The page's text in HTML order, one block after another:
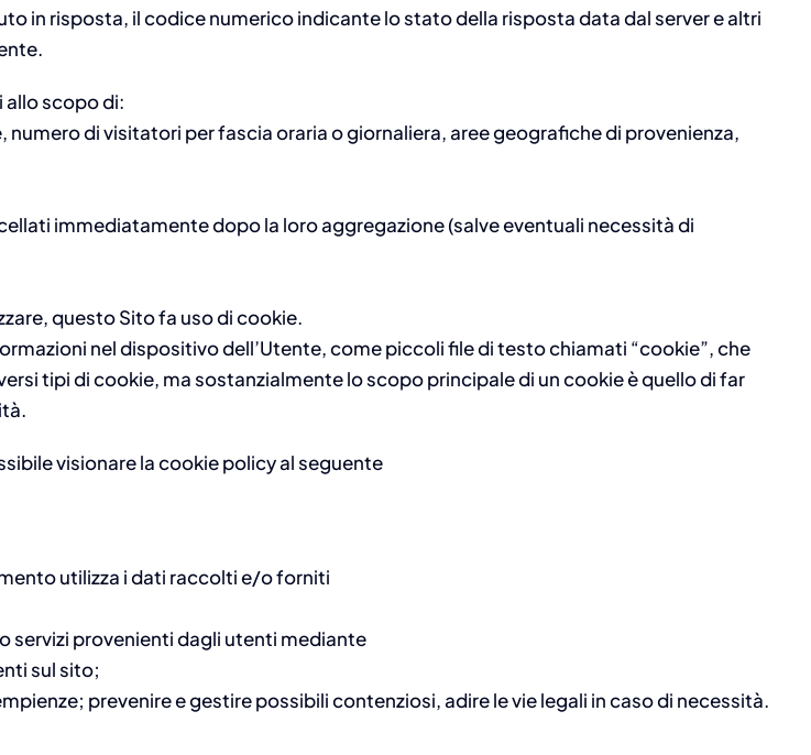
in risposta, il codice numerico indicante lo stato della risposta data dal server e altri
allo scopo di:
di visitatori per fascia oraria o giornaliera, aree geografiche di provenienza,
immediatamente dopo la loro aggregazione (salve eventuali necessità di
questo Sito fa uso di cookie.
nel dispositivo dell’Utente, come piccoli file di testo chiamati “cookie”, che
tipi di cookie, ma sostanzialmente lo scopo principale di un cookie è quello di far
visionare la cookie policy al seguente
utilizza i dati raccolti e/o forniti
servizi provenienti dagli utenti mediante
sul sito;
prevenire e gestire possibili contenziosi, adire le vie legali in caso di necessità.